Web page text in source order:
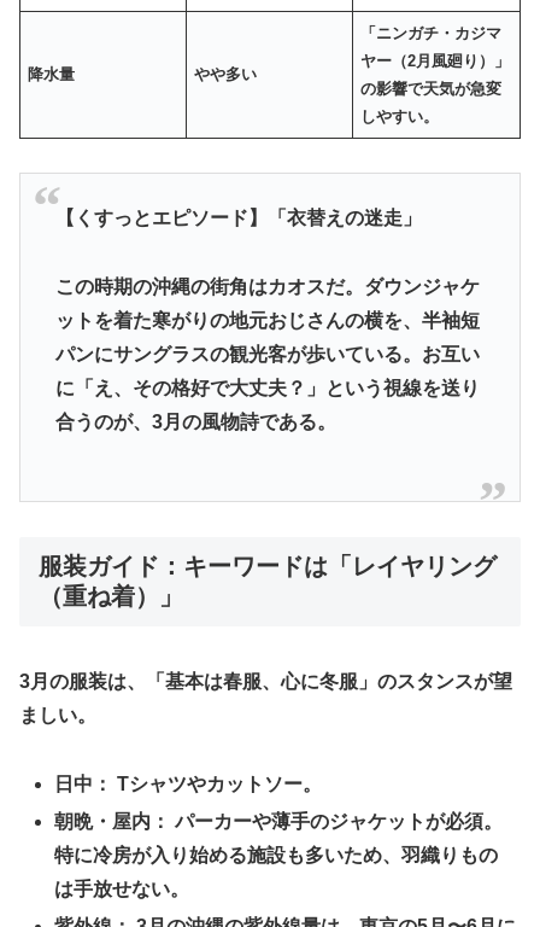
降水量 やや多い
「ニンガチ・カジマ
ヤー（2月風廻り）」
の影響で天気が急変
しやすい。
【くすっとエピソード】「衣替えの迷走」
この時期の沖縄の街角はカオスだ。ダウンジャケ
ットを着た寒がりの地元おじさんの横を、半袖短
パンにサングラスの観光客が歩いている。お互い
に「え、その格好で大丈夫？」という視線を送り
合うのが、3月の風物詩である。
​服装ガイド：キーワードは「レイヤリング
（重ね着）」
​3月の服装は、「基本は春服、心に冬服」のスタンスが望
ましい。
日中： Tシャツやカットソー。
朝晩・屋内： パーカーや薄手のジャケットが必須。
特に冷房が入り始める施設も多いため、羽織りもの
は手放せない。